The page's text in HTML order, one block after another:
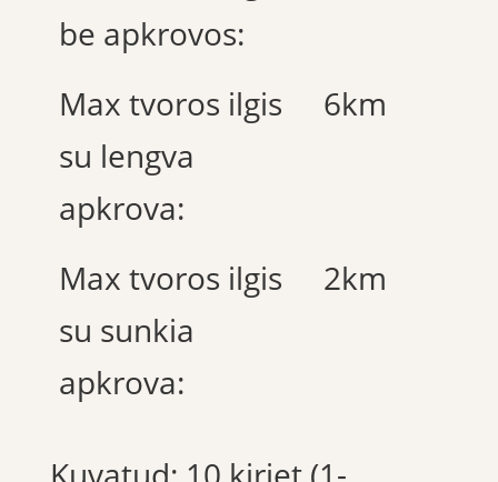
be apkrovos:
Max tvoros ilgis
su lengva
apkrova:
6km
Max tvoros ilgis
su sunkia
apkrova:
2km